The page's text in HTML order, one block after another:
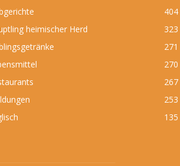
404
heimischer Herd
323
271
270
267
253
135